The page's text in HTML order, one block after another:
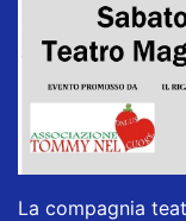
La compagnia